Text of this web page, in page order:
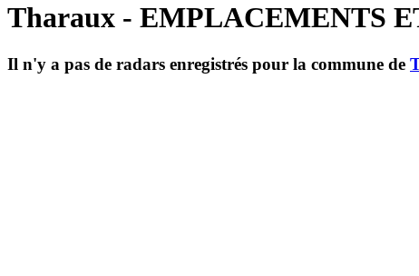
Tharaux - EMPLACEMENTS
Il n'y a pas de radars enregistrés pour la commune de